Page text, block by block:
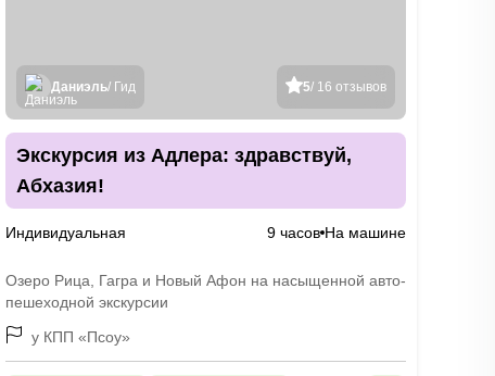
5/ 16 отзывов
Даниэль/ Гид
Экскурсия из Адлера: здравствуй,
Абхазия!
Индивидуальная 9 часов На машине
Озеро Рица, Гагра и Новый Афон на насыщенной авто-
пешеходной экскурсии
у КПП «Псоу»